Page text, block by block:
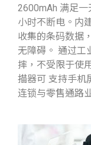
2600mAh 满足
小时不断电。内
收集的条码数据
无障碍。 通过工
摔，不受限于使
描器可 支持手机
连锁与零售通路